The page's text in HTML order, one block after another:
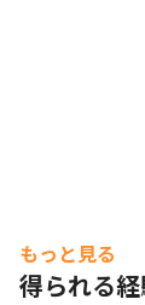
もっと見る
得られる